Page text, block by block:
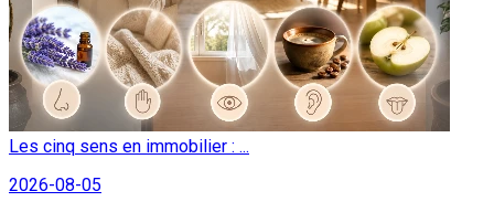
Les cinq sens en immobilier : ...
2026-08-05